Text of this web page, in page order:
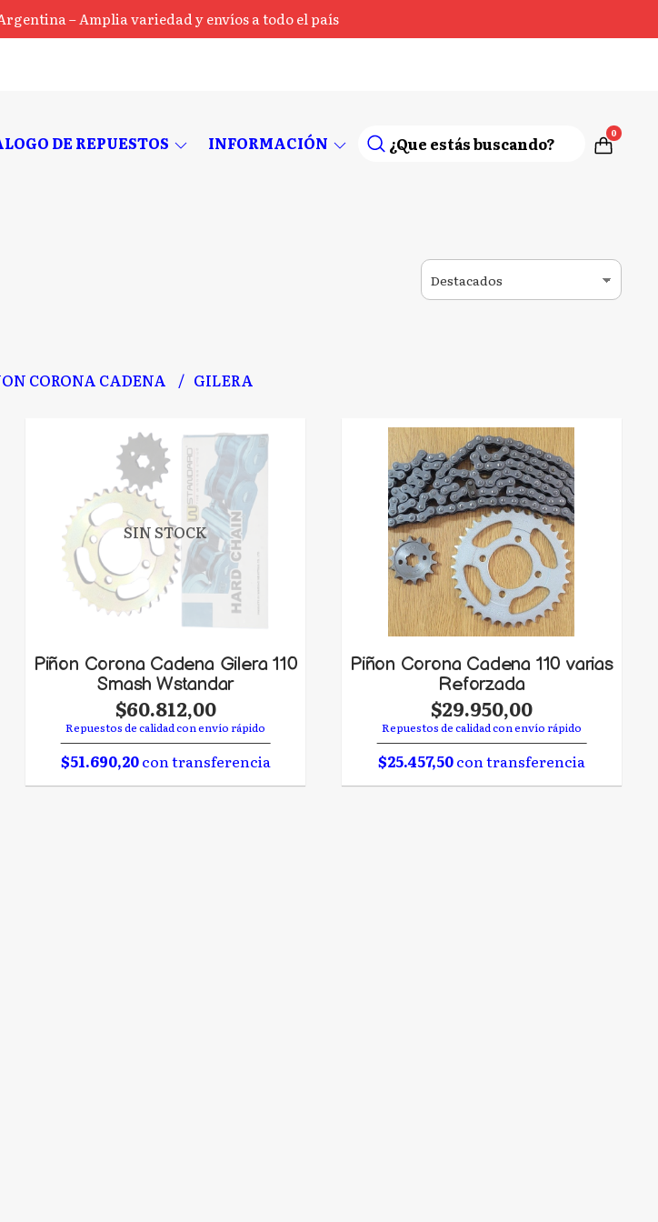
– Amplia variedad y envíos a todo el país
DE REPUESTOS INFORMACIÓN 0
CORONA CADENA GILERA
SIN STOCK
Piñon Corona Cadena Gilera 110
Smash Wstandar
$60.812,00
Repuestos de calidad con envío rápido
$51.690,20con transferencia
Piñon Corona Cadena 110 varias
Reforzada
$29.950,00
Repuestos de calidad con envío rápido
$25.457,50con transferencia